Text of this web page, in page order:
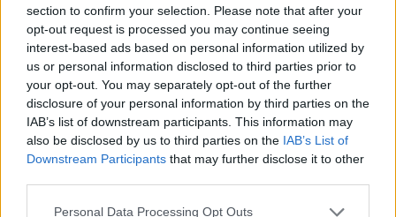
section to confirm your selection. Please note that after your
opt-out request is processed you may continue seeing
interest-based ads based on personal information utilized by
us or personal information disclosed to third parties prior to
your opt-out. You may separately opt-out of the further
disclosure of your personal information by third parties on the
IAB’s list of downstream participants. This information may
also be disclosed by us to third parties on the IAB’s List of
Downstream Participants that may further disclose it to other
Personal Data Processing Opt Outs
αριθμός που υπερβαίνει κατά πολύ τον αρχικό
στόχο των 500.000 παιδιών που είχε τεθεί από
την κυβέρνηση».
Πριν ολοκληρώσει ο κ. Μαρινάκης ανέφερε
ακόμη ότι αντιπρόεδρος της Κοινοβουλευτικής
Συνέλευσης του Οργανισμού Οικονομικής